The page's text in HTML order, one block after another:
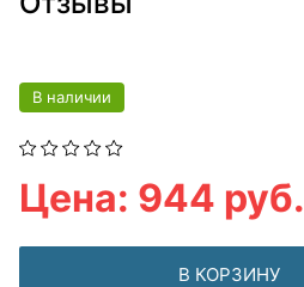
В наличии
Цена: 944 руб.
В КОРЗИНУ